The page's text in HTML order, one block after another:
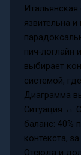
Итальянская
язвительна
пич‑логлайн
выбирает
системой,
Диаграмма
Ситуация ↔
баланс: 40%
контекста,